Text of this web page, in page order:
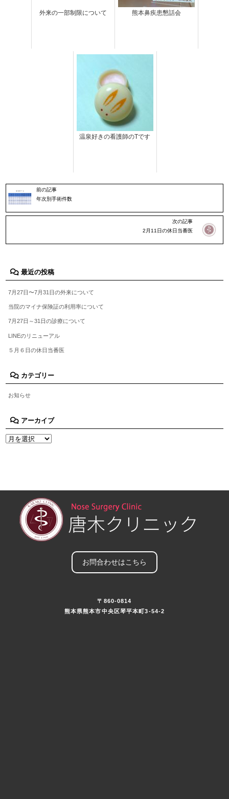
外来の一部制限について 熊本鼻疾患懇話会
温泉好きの看護師のTです
前の記事
年次別手術件数
次の記事
2月11日の休日当番医
最近の投稿
7月27日〜7月31日の外来について
当院のマイナ保険証の利用率について
7月27日～31日の診療について
LINEのリニューアル
５月６日の休日当番医
カテゴリー
お知らせ
アーカイブ
お問合わせはこちら
〒860-0814
熊本県熊本市中央区琴平本町3-54-2